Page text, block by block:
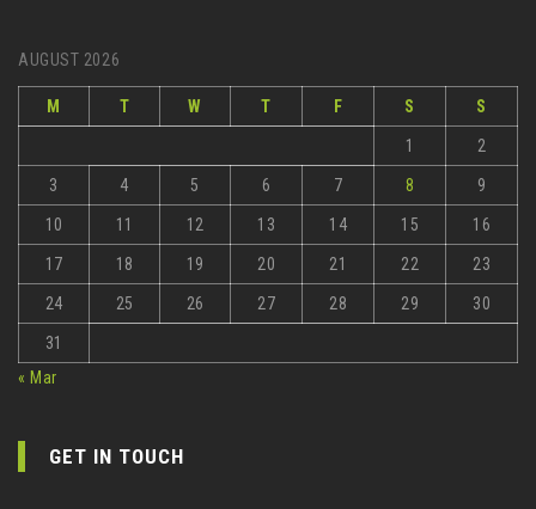
AUGUST 2026
M T W T F S S
1 2
3 4 5 6 7 8 9
10 11 12 13 14 15 16
17 18 19 20 21 22 23
24 25 26 27 28 29 30
31
« Mar
GET IN TOUCH